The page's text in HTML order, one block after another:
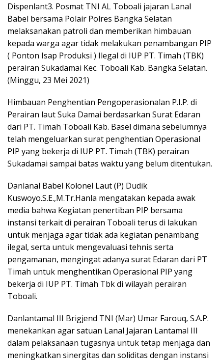
Dispenlant3. Posmat TNI AL Toboali jajaran Lanal
Babel bersama Polair Polres Bangka Selatan
melaksanakan patroli dan memberikan himbauan
kepada warga agar tidak melakukan penambangan PIP
( Ponton Isap Produksi ) Ilegal di IUP PT. Timah (TBK)
perairan Sukadamai Kec. Toboali Kab. Bangka Selatan.
(Minggu, 23 Mei 2021)
Himbauan Penghentian Pengoperasionalan P.I.P. di
Perairan laut Suka Damai berdasarkan Surat Edaran
dari PT. Timah Toboali Kab. Basel dimana sebelumnya
telah mengeluarkan surat penghentian Operasional
PIP yang bekerja di IUP PT. Timah (TBK) perairan
Sukadamai sampai batas waktu yang belum ditentukan.
Danlanal Babel Kolonel Laut (P) Dudik
Kuswoyo.S.E.,M.Tr.Hanla mengatakan kepada awak
media bahwa Kegiatan penertiban PIP bersama
instansi terkait di perairan Toboali terus di lakukan
untuk menjaga agar tidak ada kegiatan penambang
ilegal, serta untuk mengevaluasi tehnis serta
pengamanan, mengingat adanya surat Edaran dari PT
Timah untuk menghentikan Operasional PIP yang
bekerja di IUP PT. Timah Tbk di wilayah perairan
Toboali.
Danlantamal III Brigjend TNI (Mar) Umar Farouq, S.A.P.
menekankan agar satuan Lanal Jajaran Lantamal III
dalam pelaksanaan tugasnya untuk tetap menjaga dan
meningkatkan sinergitas dan soliditas dengan instansi